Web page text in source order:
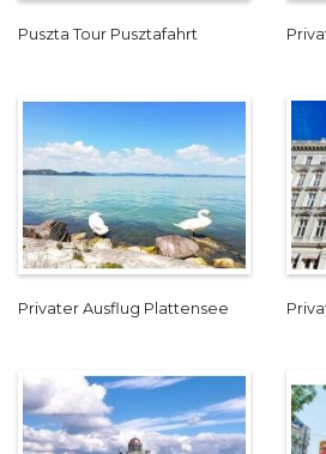
Puszta Tour Pusztafahrt
Privater Ausflug Plattensee